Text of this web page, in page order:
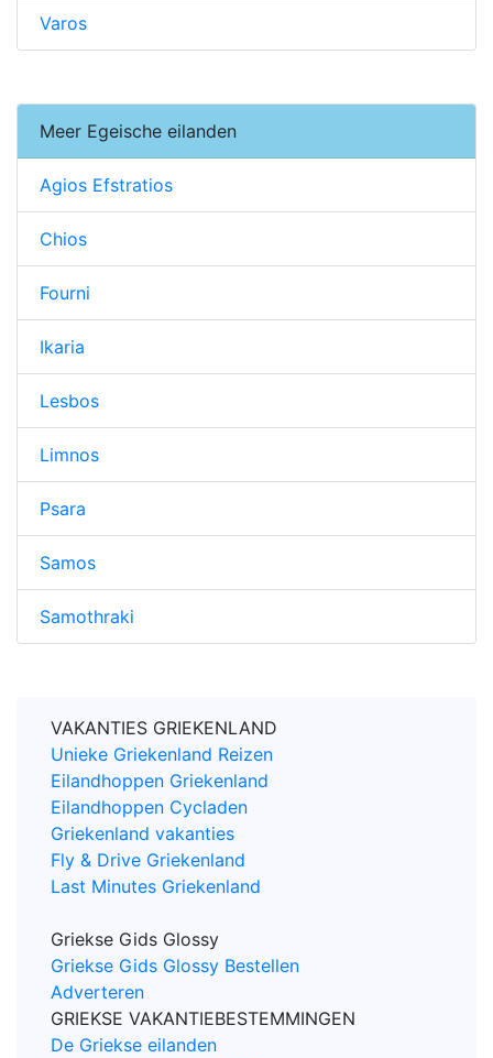
Varos
Meer Egeische eilanden
Agios Efstratios
Chios
Fourni
Ikaria
Lesbos
Limnos
Psara
Samos
Samothraki
VAKANTIES GRIEKENLAND
Unieke Griekenland Reizen
Eilandhoppen Griekenland
Eilandhoppen Cycladen
Griekenland vakanties
Fly & Drive Griekenland
Last Minutes Griekenland
Griekse Gids Glossy
Griekse Gids Glossy Bestellen
Adverteren
GRIEKSE VAKANTIEBESTEMMINGEN
De Griekse eilanden